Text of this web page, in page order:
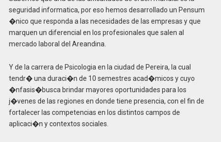
seguridad informatica, por eso hemos desarrollado un Pensum
�nico que responda a las necesidades de las empresas y que
marquen un diferencial en los profesionales que salen al
mercado laboral del Areandina.
Y de la carrera de Psicologia en la ciudad de Pereira, la cual
tendr� una duraci�n de 10 semestres acad�micos y cuyo
�nfasis�busca brindar mayores oportunidades para los
j�venes de las regiones en donde tiene presencia, con el fin de
fortalecer las competencias en los distintos campos de
aplicaci�n y contextos sociales.